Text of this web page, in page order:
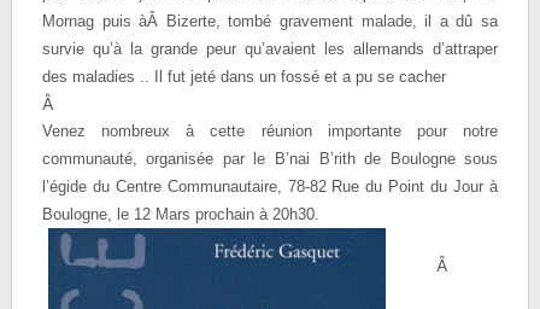
Mornag puis àÂ Bizerte, tombé gravement malade, il a dû sa
survie qu’à la grande peur qu’avaient les allemands d’attraper
des maladies .. Il fut jeté dans un fossé et a pu se cacher
Â
Venez nombreux à cette réunion importante pour notre
communauté, organisée par le B’nai B’rith de Boulogne sous
l’égide du Centre Communautaire, 78-82 Rue du Point du Jour à
Boulogne, le 12 Mars prochain à 20h30.
Â